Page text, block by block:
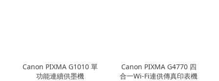
Canon PIXMA G1010 單
功能連續供墨機
Canon PIXMA G4770 四
合一Wi-Fi連供傳真印表機